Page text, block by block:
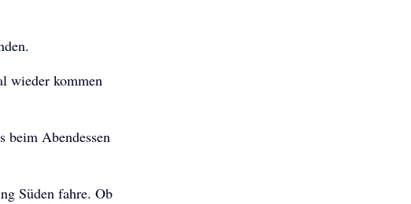
wieder kommen
beim Abendessen
Süden fahre. Ob